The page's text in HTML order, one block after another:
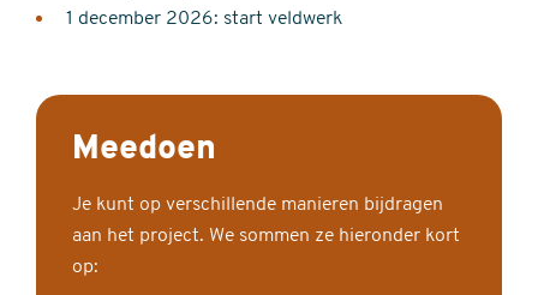
1 december 2026: start veldwerk
Meedoen
Je kunt op verschillende manieren bijdragen
aan het project. We sommen ze hieronder kort
op: